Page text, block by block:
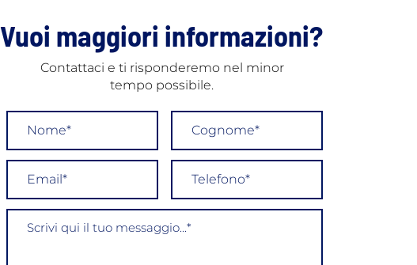
Vuoi maggiori informazioni?
Contattaci e ti risponderemo nel minor
tempo possibile.